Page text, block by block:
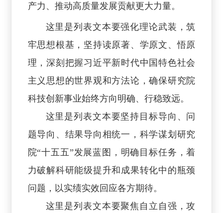
产力、推动高质量发展贡献更大力量。
这里是列表文本要强化理论武装，筑
牢思想根基，坚持读原著、学原文、悟原
理，深刻把握习近平新时代中国特色社会
主义思想的世界观和方法论，确保研究院
科技创新事业始终方向明确、行稳致远。
这里是列表文本要坚持目标导向、问
题导向、结果导向相统一，科学谋划研究
院“十五五”发展蓝图，明确目标任务，着
力破解科研能级提升和成果转化中的瓶颈
问题，以实绩实效回应各方期待。
这里是列表文本要聚焦自立自强，攻